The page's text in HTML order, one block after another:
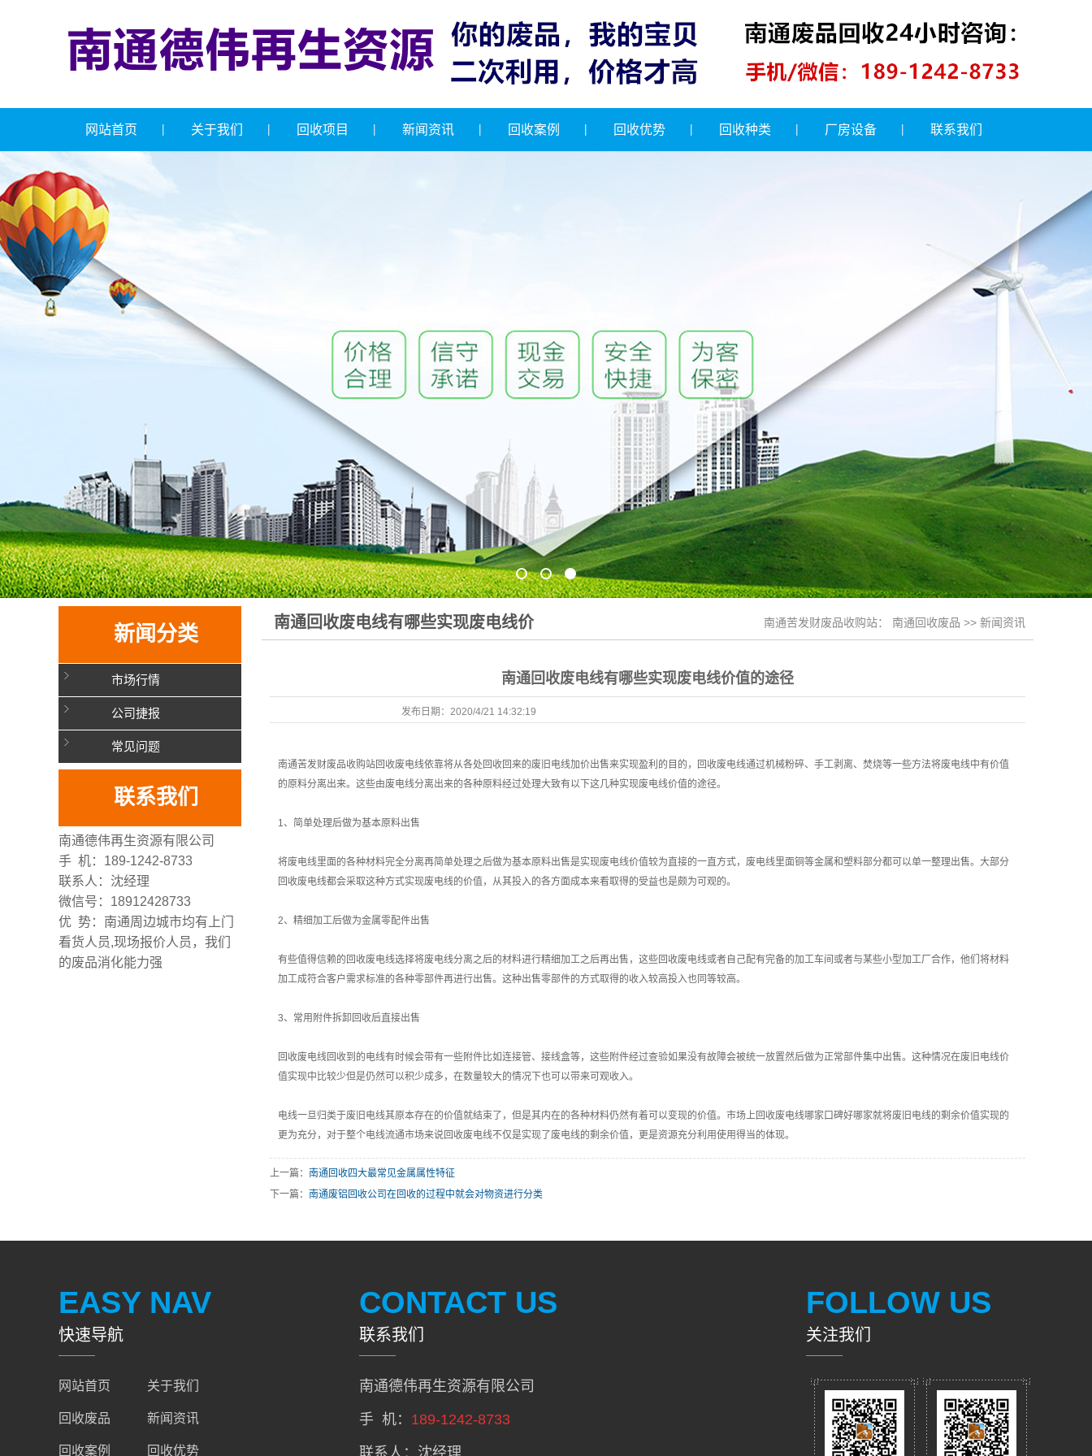
网站首页 关于我们 回收项目 新闻资讯 回收案例 回收优势 回收种类 厂房设备 联系我们
1 2 3
新闻分类
市场行情
公司捷报
常见问题
联系我们
南通德伟再生资源有限公司
手 机：189-1242-8733
联系人：沈经理
微信号：18912428733
优 势：南通周边城市均有上门
看货人员,现场报价人员，我们
的废品消化能力强
南通回收废电线有哪些实现废电线价
南通苦发财废品收购站： 南通回收废品 >> 新闻资讯
南通回收废电线有哪些实现废电线价值的途径
发布日期： 2020/4/21 14:32:19
南通苦发财废品收购站回收废电线依靠将从各处回收回来的废旧电线加价出售来实现盈利的目的，回收废电线通过机械粉碎、手工剥离、焚烧等一些方法将废电线中有价值
的原料分离出来。这些由废电线分离出来的各种原料经过处理大致有以下这几种实现废电线价值的途径。
1、简单处理后做为基本原料出售
将废电线里面的各种材料完全分离再简单处理之后做为基本原料出售是实现废电线价值较为直接的一直方式，废电线里面铜等金属和塑料部分都可以单一整理出售。大部分
回收废电线都会采取这种方式实现废电线的价值，从其投入的各方面成本来看取得的受益也是颇为可观的。
2、精细加工后做为金属零配件出售
有些值得信赖的回收废电线选择将废电线分离之后的材料进行精细加工之后再出售，这些回收废电线或者自己配有完备的加工车间或者与某些小型加工厂合作，他们将材料
加工成符合客户需求标准的各种零部件再进行出售。这种出售零部件的方式取得的收入较高投入也同等较高。
3、常用附件拆卸回收后直接出售
回收废电线回收到的电线有时候会带有一些附件比如连接管、接线盒等，这些附件经过查验如果没有故障会被统一放置然后做为正常部件集中出售。这种情况在废旧电线价
值实现中比较少但是仍然可以积少成多，在数量较大的情况下也可以带来可观收入。
电线一旦归类于废旧电线其原本存在的价值就结束了，但是其内在的各种材料仍然有着可以变现的价值。市场上回收废电线哪家口碑好哪家就将废旧电线的剩余价值实现的
更为充分，对于整个电线流通市场来说回收废电线不仅是实现了废电线的剩余价值，更是资源充分利用使用得当的体现。
上一篇： 南通回收四大最常见金属属性特征
下一篇： 南通废铝回收公司在回收的过程中就会对物资进行分类
EASY NAV
快速导航
网站首页 关于我们
回收废品 新闻资讯
回收案例 回收优势
CONTACT US
联系我们
南通德伟再生资源有限公司
手 机： 189-1242-8733
联系人：沈经理
FOLLOW US
关注我们